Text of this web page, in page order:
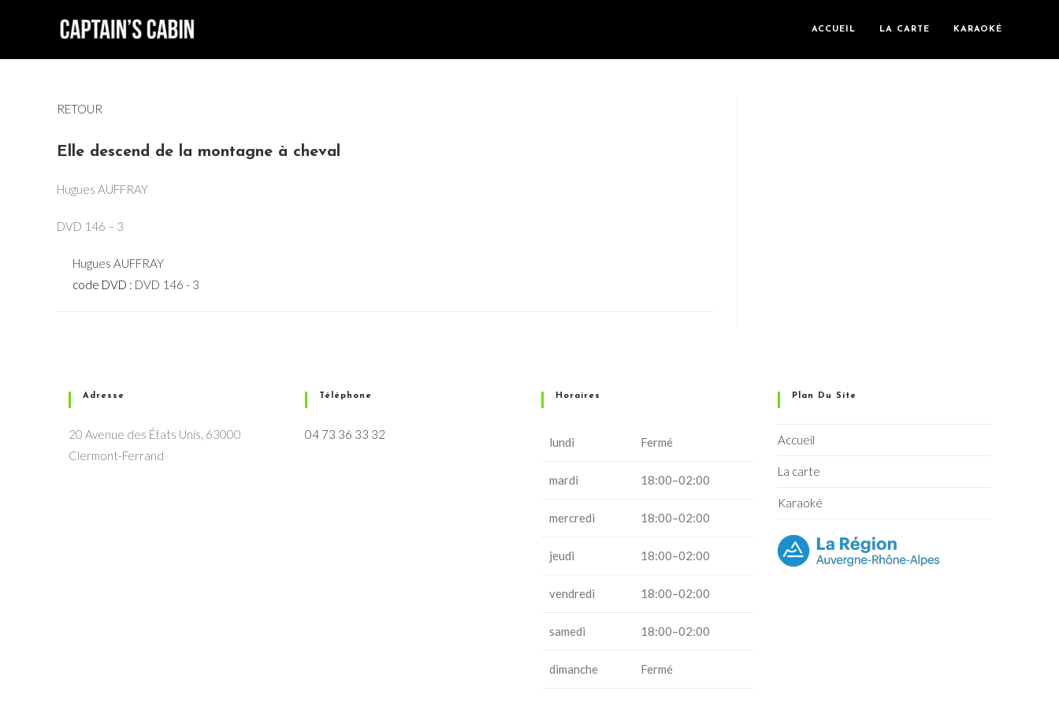
ACCUEIL LA CARTE KARAOKÉ
RETOUR
Elle descend de la montagne à cheval
Hugues AUFFRAY
DVD 146 – 3
Hugues AUFFRAY
code DVD : DVD 146 - 3
Adresse
20 Avenue des États Unis, 63000
Clermont-Ferrand
Téléphone
04 73 36 33 32
Horaires
lundi Fermé
mardi 18:00–02:00
mercredi 18:00–02:00
jeudi 18:00–02:00
vendredi 18:00–02:00
samedi 18:00–02:00
dimanche Fermé
Plan Du Site
Accueil
La carte
Karaoké